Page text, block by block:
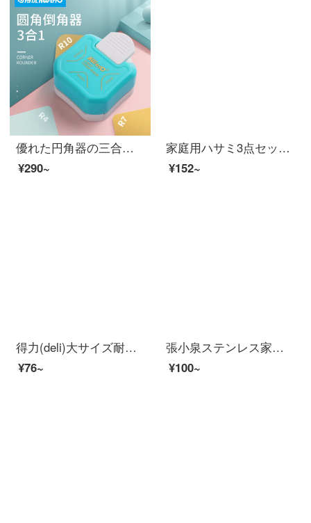
優れた円角器の三合一を得ることができます。封膜面取り写真円角器カードの角切り機の三合一円角面取り器です。
¥290~
家庭用ハサミ3点セット家庭用キッチンハサミ手作りハサミ執務学生カットZH 281
¥152~
得力(deli)大サイズ耐久美工具セット美工刀2本+10錠刃オフィス用品33225
¥76~
張小泉ステンレス家庭用ハサミHBS-125
¥100~